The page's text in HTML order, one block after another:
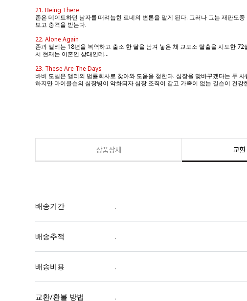
21. Being There
존은 데이트하던 남자를 때려눕힌 르네의 변론을 맡게 된다. 그러나 그는 재판도
보고 충격을 받는다.
22. Alone Again
존과 앨리는 18년을 복역하고 출소 한 달을 남겨 놓은 채 교도소 탈출을 시도한
서 현재는 이혼인 상태인데...
23. These Are The Days
바비 도넬은 앨리의 법률회사로 찾아와 도움을 청한다. 심장을 맞바꾸겠다는 두
하지만 마이클슨의 심장병이 악화되자 심장 조직이 같고 가족이 없는 길슨이 건강
상품상세 교
배송기간 .
배송추적 .
배송비용 .
교환/환불 방법
.